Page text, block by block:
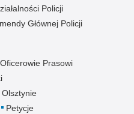
Policji
Głównej Policji
Oficerowie Prasowi
Petycje